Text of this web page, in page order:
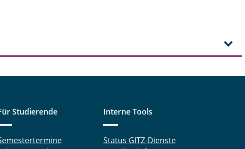
Studierende Interne Tools
Status GITZ-Dienste